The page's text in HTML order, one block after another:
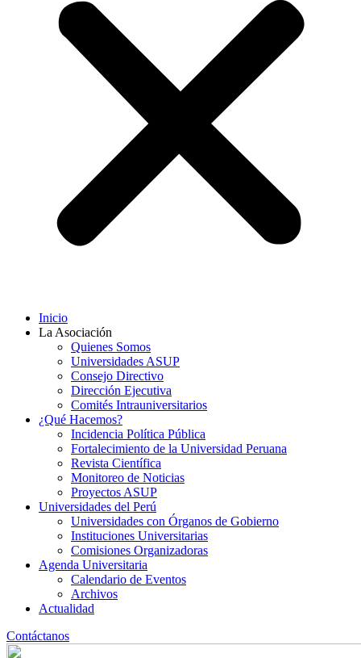
Inicio
La Asociación
Quienes Somos
Universidades ASUP
Consejo Directivo
Dirección Ejecutiva
Comités Intrauniversitarios
¿Qué Hacemos?
Incidencia Política Pública
Fortalecimiento de la Universidad Peruana
Revista Científica
Monitoreo de Noticias
Proyectos ASUP
Universidades del Perú
Universidades con Órganos de Gobierno
Instituciones Universitarias
Comisiones Organizadoras
Agenda Universitaria
Calendario de Eventos
Archivos
Actualidad
Contáctanos